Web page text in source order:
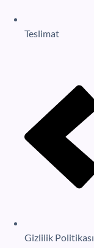
Teslimat
Gizlilik Politikası